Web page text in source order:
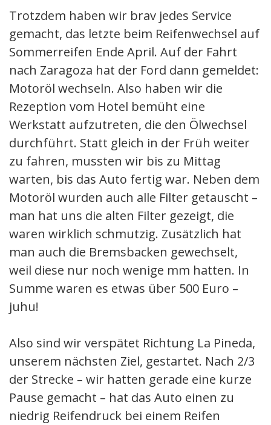
Trotzdem haben wir brav jedes Service
gemacht, das letzte beim Reifenwechsel auf
Sommerreifen Ende April. Auf der Fahrt
nach Zaragoza hat der Ford dann gemeldet:
Motoröl wechseln. Also haben wir die
Rezeption vom Hotel bemüht eine
Werkstatt aufzutreten, die den Ölwechsel
durchführt. Statt gleich in der Früh weiter
zu fahren, mussten wir bis zu Mittag
warten, bis das Auto fertig war. Neben dem
Motoröl wurden auch alle Filter getauscht –
man hat uns die alten Filter gezeigt, die
waren wirklich schmutzig. Zusätzlich hat
man auch die Bremsbacken gewechselt,
weil diese nur noch wenige mm hatten. In
Summe waren es etwas über 500 Euro –
juhu!
Also sind wir verspätet Richtung La Pineda,
unserem nächsten Ziel, gestartet. Nach 2/3
der Strecke – wir hatten gerade eine kurze
Pause gemacht – hat das Auto einen zu
niedrig Reifendruck bei einem Reifen